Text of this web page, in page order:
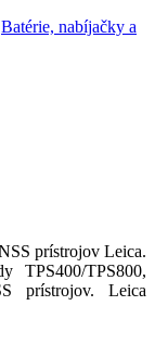
Batérie, nabíjačky a
prístrojov Leica.
TPS400/TPS800,
prístrojov. Leica